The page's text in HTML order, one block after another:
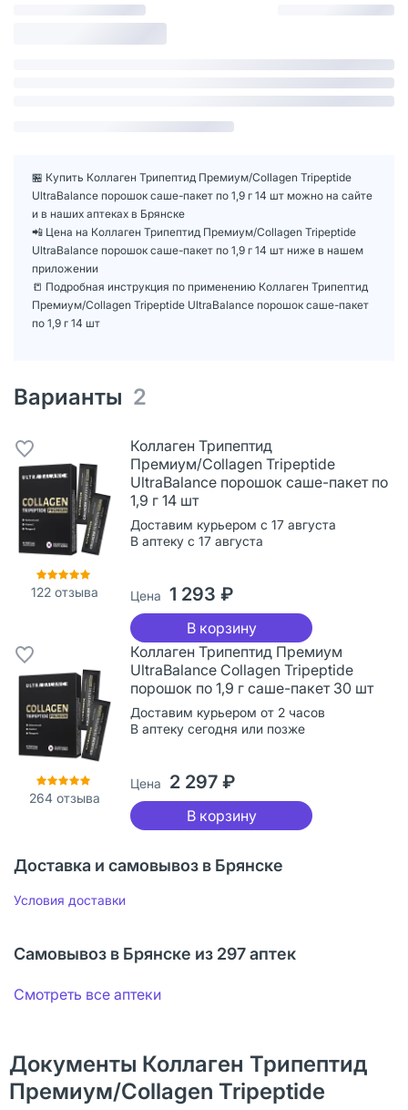
🏪 Купить Коллаген Трипептид Премиум/Collagen Tripeptide
UltraBalance порошок саше-пакет по 1,9 г 14 шт можно на сайте
и в наших аптеках в Брянске
📲 Цена на Коллаген Трипептид Премиум/Collagen Tripeptide
UltraBalance порошок саше-пакет по 1,9 г 14 шт ниже в нашем
приложении
📒 Подробная инструкция по применению Коллаген Трипептид
Премиум/Collagen Tripeptide UltraBalance порошок саше-пакет
по 1,9 г 14 шт
Варианты 2
122 отзыва
Коллаген Трипептид
Премиум/Collagen Tripeptide
UltraBalance порошок саше-пакет по
1,9 г 14 шт
Доставим курьером с 17 августа
В аптеку с 17 августа
Цена 1 293 ₽
В корзину
264 отзыва
Коллаген Трипептид Премиум
UltraBalance Collagen Tripeptide
порошок по 1,9 г саше-пакет 30 шт
Доставим курьером от 2 часов
В аптеку сегодня или позже
Цена 2 297 ₽
В корзину
Доставка и самовывоз в Брянске
Условия доставки
Самовывоз в Брянске из 297 аптек
Смотреть все аптеки
Документы Коллаген Трипептид
Премиум/Collagen Tripeptide